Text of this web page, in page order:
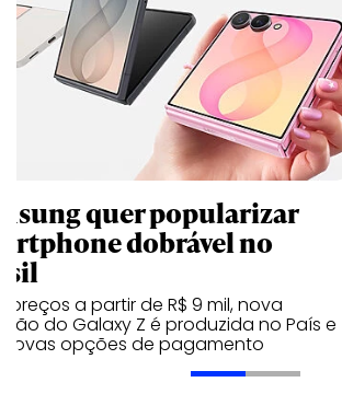
quer popularizar
dobrável no
preços a partir de R$ 9 mil, nova
do Galaxy Z é produzida no País e
opções de pagamento